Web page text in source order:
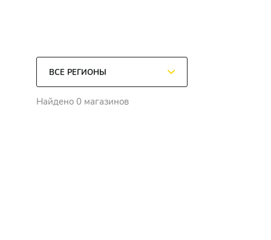
Найдено 0 магазинов